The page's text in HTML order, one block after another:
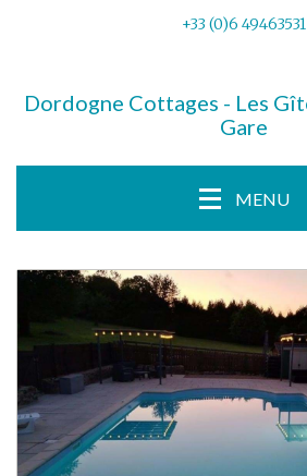
+33 (0)6 49463531
Dordogne Cottages - Les
Gare
MENU